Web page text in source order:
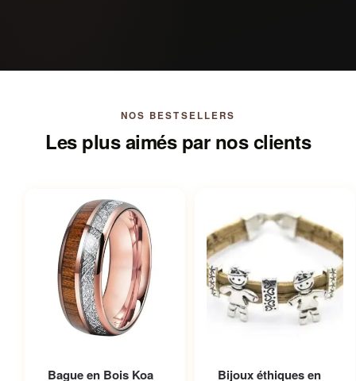
NOS BESTSELLERS
Les plus aimés par nos clients
Bague en Bois Koa
Bijoux éthiques en